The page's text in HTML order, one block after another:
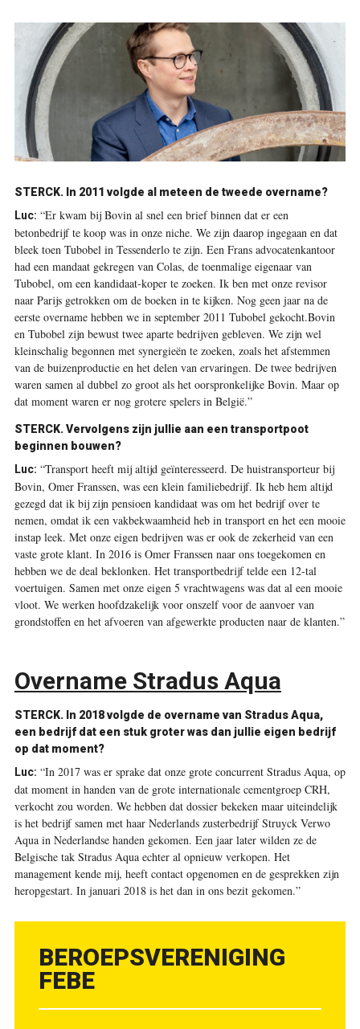
STERCK. In 2011 volgde al meteen de tweede overname?
Luc: “Er kwam bij Bovin al snel een brief binnen dat er een
betonbedrijf te koop was in onze niche. We zijn daarop ingegaan en dat
bleek toen Tubobel in Tessenderlo te zijn. Een Frans advocatenkantoor
had een mandaat gekregen van Colas, de toenmalige eigenaar van
Tubobel, om een kandidaat-koper te zoeken. Ik ben met onze revisor
naar Parijs getrokken om de boeken in te kijken. Nog geen jaar na de
eerste overname hebben we in september 2011 Tubobel gekocht.Bovin
en Tubobel zijn bewust twee aparte bedrijven gebleven. We zijn wel
kleinschalig begonnen met synergieën te zoeken, zoals het afstemmen
van de buizenproductie en het delen van ervaringen. De twee bedrijven
waren samen al dubbel zo groot als het oorspronkelijke Bovin. Maar op
dat moment waren er nog grotere spelers in België.”
STERCK. Vervolgens zijn jullie aan een transportpoot
beginnen bouwen?
Luc: “Transport heeft mij altijd geïnteresseerd. De huistransporteur bij
Bovin, Omer Franssen, was een klein familiebedrijf. Ik heb hem altijd
gezegd dat ik bij zijn pensioen kandidaat was om het bedrijf over te
nemen, omdat ik een vakbekwaamheid heb in transport en het een mooie
instap leek. Met onze eigen bedrijven was er ook de zekerheid van een
vaste grote klant. In 2016 is Omer Franssen naar ons toegekomen en
hebben we de deal beklonken. Het transportbedrijf telde een 12-tal
voertuigen. Samen met onze eigen 5 vrachtwagens was dat al een mooie
vloot. We werken hoofdzakelijk voor onszelf voor de aanvoer van
grondstoffen en het afvoeren van afgewerkte producten naar de klanten.”
Overname Stradus Aqua
STERCK. In 2018 volgde de overname van Stradus Aqua,
een bedrijf dat een stuk groter was dan jullie eigen bedrijf
op dat moment?
Luc: “In 2017 was er sprake dat onze grote concurrent Stradus Aqua, op
dat moment in handen van de grote internationale cementgroep CRH,
verkocht zou worden. We hebben dat dossier bekeken maar uiteindelijk
is het bedrijf samen met haar Nederlands zusterbedrijf Struyck Verwo
Aqua in Nederlandse handen gekomen. Een jaar later wilden ze de
Belgische tak Stradus Aqua echter al opnieuw verkopen. Het
management kende mij, heeft contact opgenomen en de gesprekken zijn
heropgestart. In januari 2018 is het dan in ons bezit gekomen.”
BEROEPSVERENIGING
FEBE